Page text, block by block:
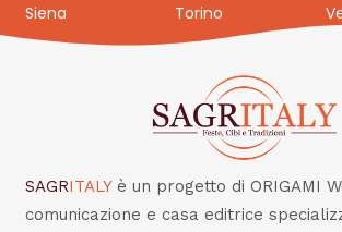
Siena
Torino
SAGRITALY è un progetto di ORIGAMI
comunicazione e casa editrice